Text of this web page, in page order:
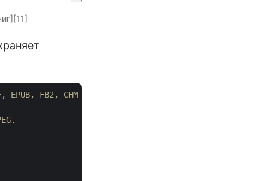
EPUB, FB2, CHM в Java и сохраняйте на диск.